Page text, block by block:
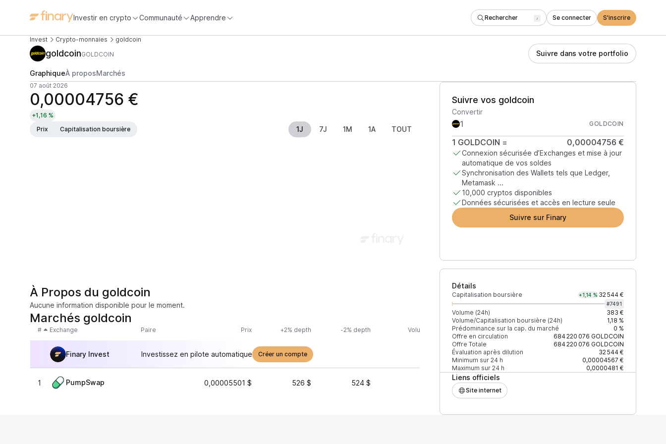
Investir en crypto Communauté Apprendre Rechercher / Se connecter S'inscrire
Invest Crypto-monnaies goldcoin
goldcoinGOLDCOIN Suivre dans votre portfolio
GraphiqueÀ proposMarchés
07 août 2026
0,00004756 €
+1,16 %
Prix
Capitalisation boursière 1J 7J 1M 1A TOUT
Suivre vos goldcoin
Convertir
GOLDCOIN
1 GOLDCOIN = 0,00004756 €
Connexion sécurisée d’Exchanges et mise à jour
automatique de vos soldes
Synchronisation des Wallets tels que Ledger,
Metamask ...
10,000 cryptos disponibles
Données sécurisées et accès en lecture seule
Suivre sur Finary
Détails
Capitalisation boursière +1,14 % 32 544 €
#7491
Volume (24h)
383 €
Volume/Capitalisation boursière (24h)
1,18 %
Prédominance sur la cap. du marché
0 %
Offre en circulation
684 220 076 GOLDCOIN
Offre Totale
684 220 076 GOLDCOIN
Évaluation après dilution
32 544 €
Minimum sur 24 h
0,00004567 €
Maximum sur 24 h
0,0000481 €
Liens officiels
Site internet
À Propos du goldcoin
Aucune information disponible pour le moment.
Marchés goldcoin
# Exchange Paire Prix +2% depth -2% depth Volume (24h) % du volume Confiance Mis à jour
Finary Invest Investissez en pilote automatique Créer un compte
1 PumpSwap 0,00005501 $ 526 $ 524 $ 100 %